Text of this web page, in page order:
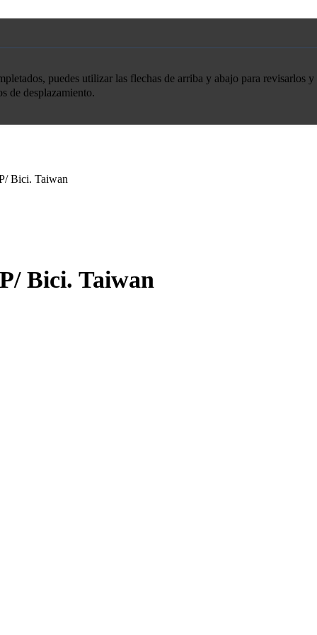
puedes utilizar las flechas de arriba y abajo para revisarlos
de desplazamiento.
Bici. Taiwan
Bici. Taiwan